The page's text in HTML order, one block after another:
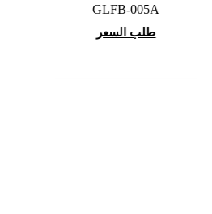
GLFB-005A
طلب السعر